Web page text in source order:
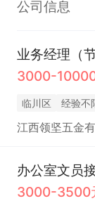
公司信息
业务经理（
3000-
临川区 经验不
江西领坚五金
办公室文员
3000-3500